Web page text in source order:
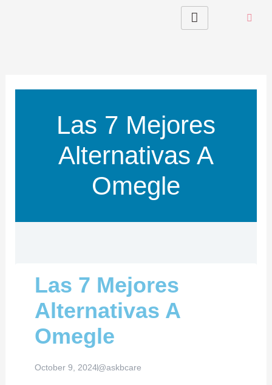
Las 7 Mejores
Alternativas A
Omegle
Las 7 Mejores
Alternativas A
Omegle
October 9, 2024@askbcare